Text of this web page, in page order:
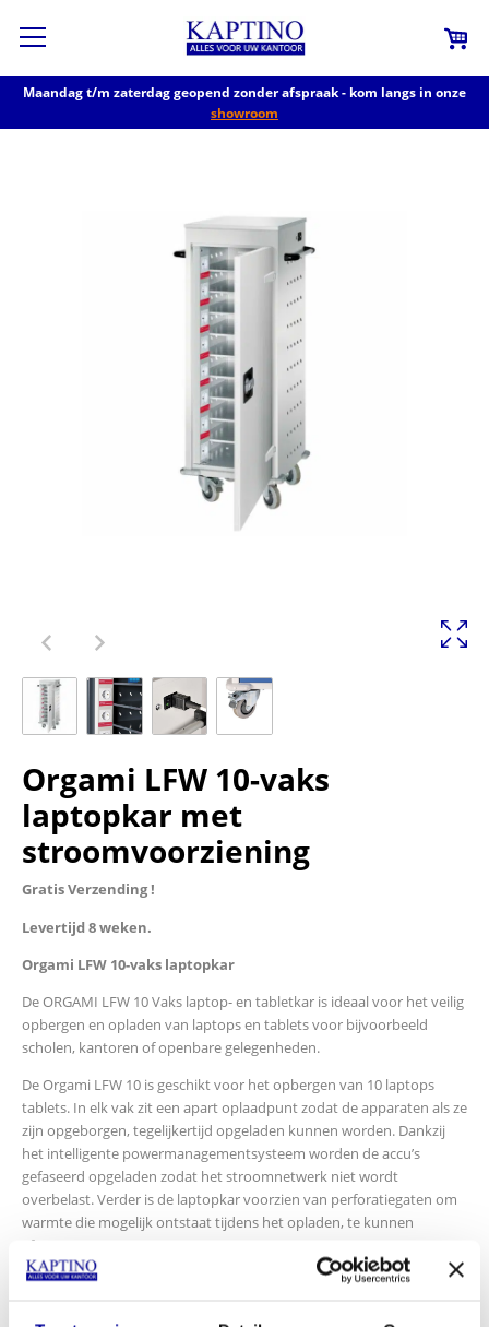
Maandag t/m zaterdag geopend zonder afspraak - kom langs in onze
showroom
Orgami LFW 10-vaks
laptopkar met
stroomvoorziening
Gratis Verzending !
Levertijd 8 weken.
Orgami LFW 10-vaks laptopkar
De ORGAMI LFW 10 Vaks laptop- en tabletkar is ideaal voor het veilig
opbergen en opladen van laptops en tablets voor bijvoorbeeld
scholen, kantoren of openbare gelegenheden.
De Orgami LFW 10 is geschikt voor het opbergen van 10 laptops
tablets. In elk vak zit een apart oplaadpunt zodat de apparaten als ze
zijn opgeborgen, tegelijkertijd opgeladen kunnen worden. Dankzij
het intelligente powermanagementsysteem worden de accu’s
gefaseerd opgeladen zodat het stroomnetwerk niet wordt
overbelast. Verder is de laptopkar voorzien van perforatiegaten om
warmte die mogelijk ontstaat tijdens het opladen, te kunnen
afvoeren.
Specificaties:
Speciaal ontwikkeld om laptops en tablets overzichtelijk op te